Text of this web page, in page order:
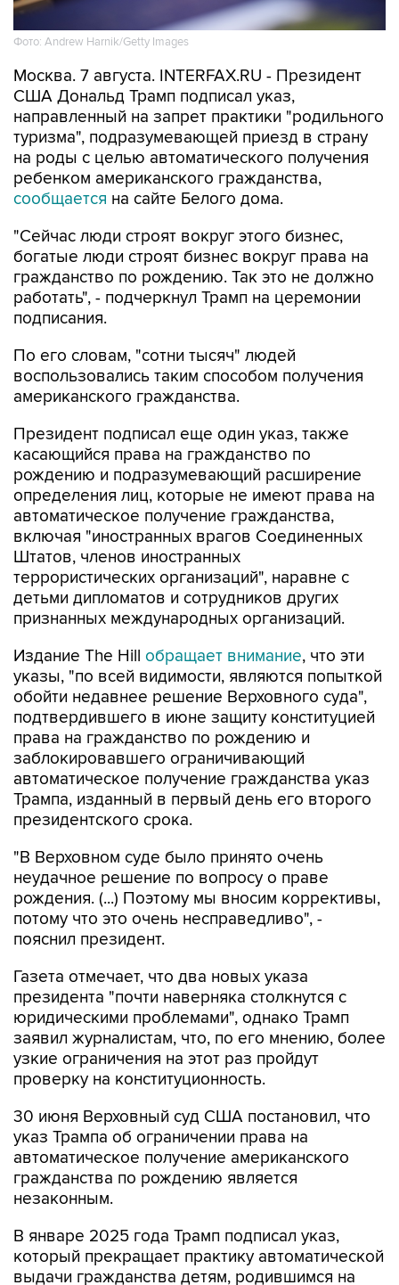
Фото: Andrew Harnik/Getty Images
Москва. 7 августа. INTERFAX.RU - Президент
направленный на запрет практики "родильного
туризма", подразумевающей приезд в страну
на роды с целью автоматического получения
ребенком американского гражданства,
сообщаетсяна сайте Белого дома.
"Сейчас люди строят вокруг этого бизнес,
гражданство по рождению. Так это не должно
работать", - подчеркнул Трамп на церемонии
подписания.
По его словам, "сотни тысяч" людей
американского гражданства.
Президент подписал еще один указ, также
рождению и подразумевающий расширение
определения лиц, которые не имеют права на
автоматическое получение гражданства,
включая "иностранных врагов Соединенных
Штатов, членов иностранных
террористических организаций", наравне с
детьми дипломатов и сотрудников других
признанных международных организаций.
Издание The Hillобращает внимание, что эти
обойти недавнее решение Верховного суда",
подтвердившего в июне защиту конституцией
права на гражданство по рождению и
заблокировавшего ограничивающий
автоматическое получение гражданства указ
Трампа, изданный в первый день его второго
президентского срока.
"В Верховном суде было принято очень
рождения. (...) Поэтому мы вносим коррективы,
потому что это очень несправедливо", -
пояснил президент.
Газета отмечает, что два новых указа
юридическими проблемами", однако Трамп
заявил журналистам, что, по его мнению, более
узкие ограничения на этот раз пройдут
проверку на конституционность.
30 июня Верховный суд США постановил, что
автоматическое получение американского
гражданства по рождению является
незаконным.
В январе 2025 года Трамп подписал указ,
выдачи гражданства детям, родившимся на
территории США, если родители находятся в
стране нелегально или по краткосрочным